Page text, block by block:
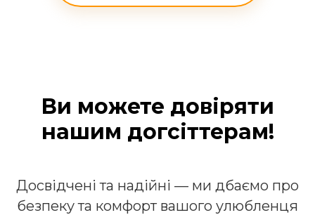
Ви можете довіряти
нашим догсіттерам!
Досвідчені та надійні — ми дбаємо про
безпеку та комфорт вашого улюбленця